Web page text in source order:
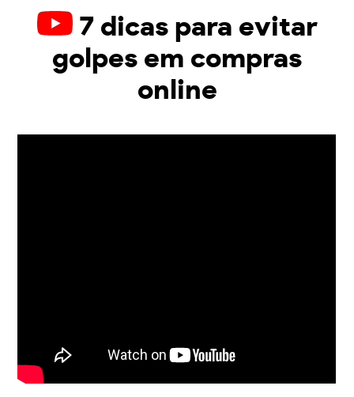
7 dicas para evitar
golpes em compras
online